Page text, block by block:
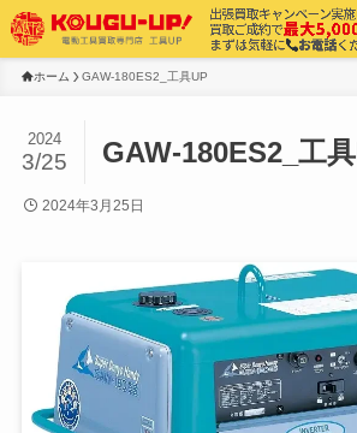
ホーム GAW-180ES2_工具UP
GAW-180ES2_工
2024
3/25
2024年3月25日